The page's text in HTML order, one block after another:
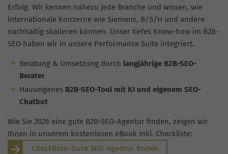
Erfolg. Wir kennen nahezu jede Branche und wissen, wie
internationale Konzerne wie Siemens, B/S/H und andere
nachhaltig skalieren können. Unser tiefes Know-how im B2B-
SEO haben wir in unsere Performance Suite integriert.
Beratung & Umsetzung durch langjährige B2B-SEO-
Berater
Hauseigenes B2B-SEO-Tool mit KI und eigenem SEO-
Chatbot
Wie Sie 2026 eine gute B2B-SEO-Agentur finden, zeigen wir
Ihnen in unserem kostenlosen eBook inkl. Checkliste:
Checkliste: Gute SEO-Agentur finden